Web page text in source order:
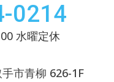
0214
水曜定休
市青柳 626-1F